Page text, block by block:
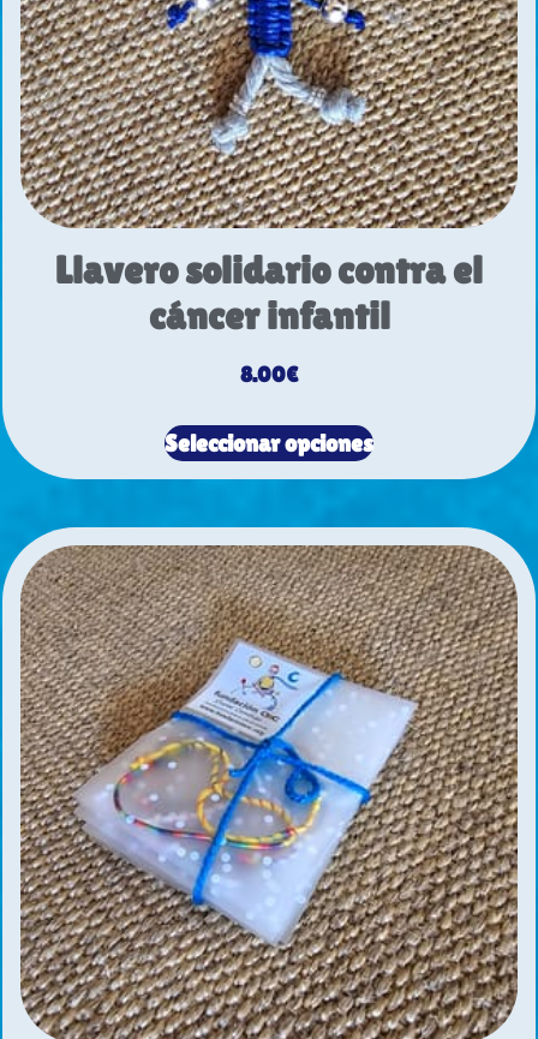
Llavero solidario contra el
cáncer infantil
8.00€
Seleccionar opciones